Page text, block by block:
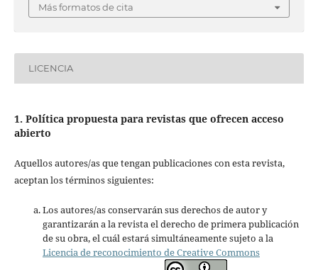
Más formatos de cita
LICENCIA
1. Política propuesta para revistas que ofrecen acceso
abierto
Aquellos autores/as que tengan publicaciones con esta revista,
aceptan los términos siguientes:
Los autores/as conservarán sus derechos de autor y
garantizarán a la revista el derecho de primera publicación
de su obra, el cuál estará simultáneamente sujeto a la
Licencia de reconocimiento de Creative Commons